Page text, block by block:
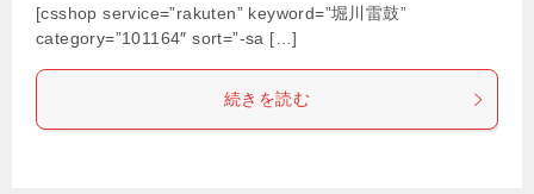
[csshop service=”rakuten” keyword=”堀川雷鼓”
category=”101164″ sort=”-sa […]
続きを読む